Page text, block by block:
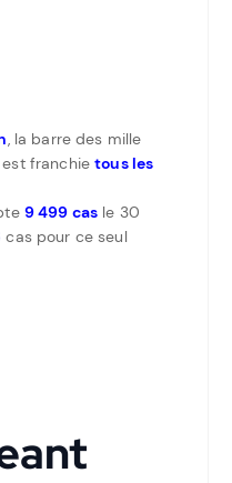
, la barre des mille
est franchietous les
9 499 cas le 30
cas pour ce seul